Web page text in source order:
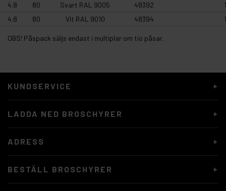
4.8
80 Svart RAL 9005 48392
4.8
80 Vit RAL 9010 48394
OBS! Påspack säljs endast i multiplar om tio påsar.
KUNDSERVICE
LADDA NED BROSCHYRER
ADRESS
BESTÄLL BROSCHYRER